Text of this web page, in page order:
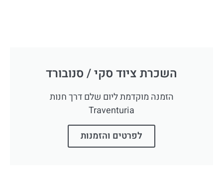
השכרת ציוד סקי / סנובורד
הזמנה מוקדמת ליום שלם דרך חנות
Traventuria
לפרטים והזמנות